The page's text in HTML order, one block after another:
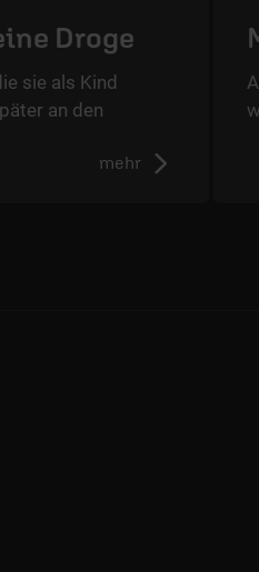
Droge
sie als Kind
an den
mehr